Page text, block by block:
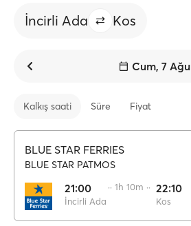
İncirli Ada Kos
Cum, 7 Ağu
Kalkış saati Süre Fiyat
BLUE STAR FERRIES
BLUE STAR PATMOS
21:00
İncirli Ada
·· 1h 10m ·· 22:10
Kos